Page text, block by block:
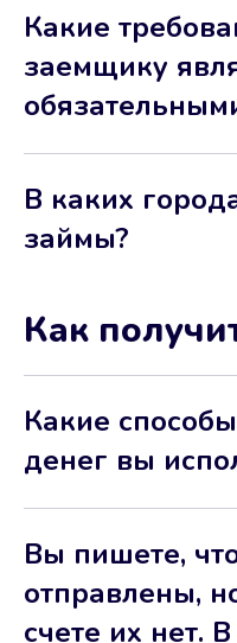
Какие
заемщику
В каких
займы?
Как
Какие
денег вы
Вы пишете,
отправлены,
счете их нет.